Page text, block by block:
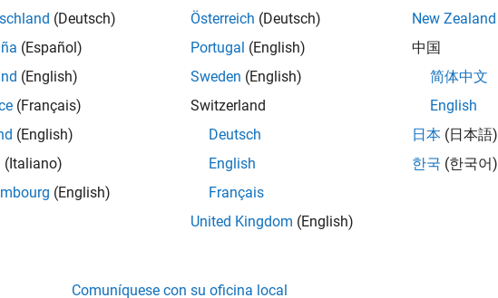
(Deutsch)
(Español)
(English)
(Français)
(English)
(Italiano)
(English)
Österreich (Deutsch)
Portugal (English)
Sweden (English)
Switzerland
Deutsch
English
Français
United Kingdom (English)
New Zealand
中国
简体中文
English
日本 (日本語)
한국 (한국어)
Comuníquese con su oficina local